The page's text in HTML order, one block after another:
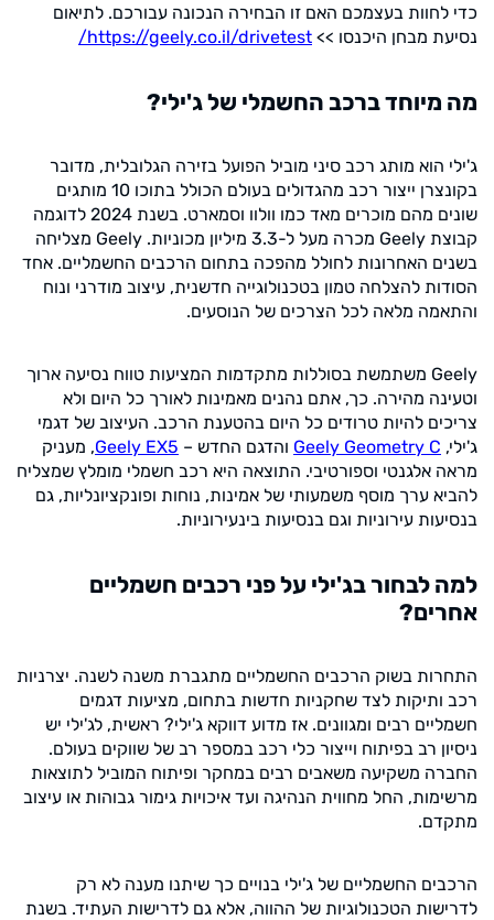
כדי לחוות בעצמכם האם זו הבחירה הנכונה עבורכם. לתיאום
נסיעת מבחן היכנסו >> https://geely.co.il/drivetest/
מה מיוחד ברכב החשמלי של ג'ילי?
ג'ילי הוא מותג רכב סיני מוביל הפועל בזירה הגלובלית, מדובר
בקונצרן ייצור רכב מהגדולים בעולם הכולל בתוכו 10 מותגים
שונים מהם מוכרים מאד כמו וולוו וסמארט. בשנת 2024 לדוגמה
קבוצת Geely מכרה מעל ל-3.3 מיליון מכוניות. Geely מצליחה
בשנים האחרונות לחולל מהפכה בתחום הרכבים החשמליים. אחד
הסודות להצלחה טמון בטכנולוגייה חדשנית, עיצוב מודרני ונוח
והתאמה מלאה לכל הצרכים של הנוסעים.
Geely משתמשת בסוללות מתקדמות המציעות טווח נסיעה ארוך
וטעינה מהירה. כך, אתם נהנים מאמינות לאורך כל היום ולא
צריכים להיות טרודים כל היום בהטענת הרכב. העיצוב של דגמי
ג'ילי, Geely Geometry C והדגם החדש – Geely EX5, מעניק
מראה אלגנטי וספורטיבי. התוצאה היא רכב חשמלי מומלץ שמצליח
להביא ערך מוסף משמעותי של אמינות, נוחות ופונקציונליות, גם
בנסיעות עירוניות וגם בנסיעות בינעירוניות.
למה לבחור בג'ילי על פני רכבים חשמליים
אחרים?
התחרות בשוק הרכבים החשמליים מתגברת משנה לשנה. יצרניות
רכב ותיקות לצד שחקניות חדשות בתחום, מציעות דגמים
חשמליים רבים ומגוונים. אז מדוע דווקא ג'ילי? ראשית, לג'ילי יש
ניסיון רב בפיתוח וייצור כלי רכב במספר רב של שווקים בעולם.
החברה משקיעה משאבים רבים במחקר ופיתוח המוביל לתוצאות
מרשימות, החל מחווית הנהיגה ועד איכויות גימור גבוהות או עיצוב
מתקדם.
הרכבים החשמליים של ג'ילי בנויים כך שיתנו מענה לא רק
לדרישות הטכנולוגיות של ההווה, אלא גם לדרישות העתיד. בשנת